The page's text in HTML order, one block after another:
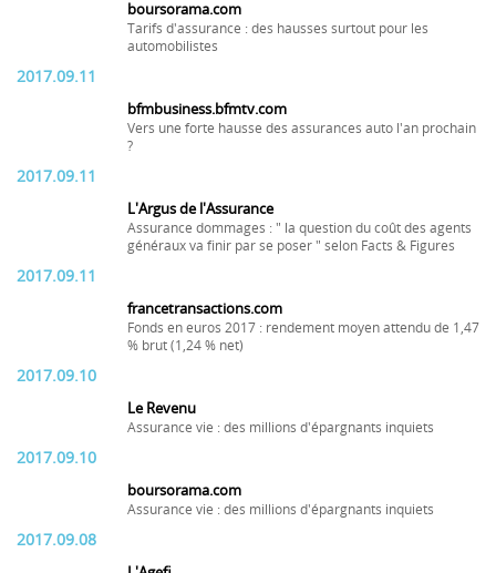
boursorama.com
Tarifs d'assurance : des hausses surtout pour les
automobilistes
2017.09.11
bfmbusiness.bfmtv.com
Vers une forte hausse des assurances auto l'an prochain
?
2017.09.11
L'Argus de l'Assurance
Assurance dommages : " la question du coût des agents
généraux va finir par se poser " selon Facts & Figures
2017.09.11
francetransactions.com
Fonds en euros 2017 : rendement moyen attendu de 1,47
% brut (1,24 % net)
2017.09.10
Le Revenu
Assurance vie : des millions d'épargnants inquiets
2017.09.10
boursorama.com
Assurance vie : des millions d'épargnants inquiets
2017.09.08